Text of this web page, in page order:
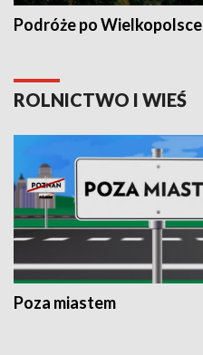
Podróże po Wielkopolsce
ROLNICTWO I WIEŚ
Poza miastem